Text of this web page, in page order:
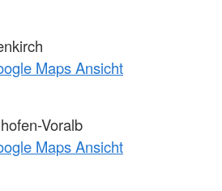
Maps Ansicht
Voralb
Maps Ansicht